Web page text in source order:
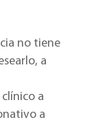
no tiene
a
a
a